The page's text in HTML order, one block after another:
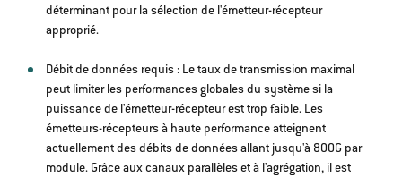
déterminant pour la sélection de l'émetteur-récepteur
approprié.
Débit de données requis : Le taux de transmission maximal
peut limiter les performances globales du système si la
puissance de l'émetteur-récepteur est trop faible. Les
émetteurs-récepteurs à haute performance atteignent
actuellement des débits de données allant jusqu'à 800G par
module. Grâce aux canaux parallèles et à l'agrégation, il est